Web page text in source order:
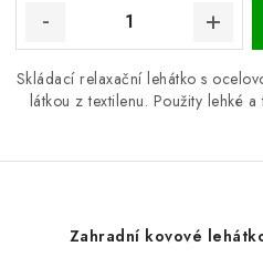
Skládací relaxační lehátko s
látkou z textilenu. Použity lehké
Zahradní kovové